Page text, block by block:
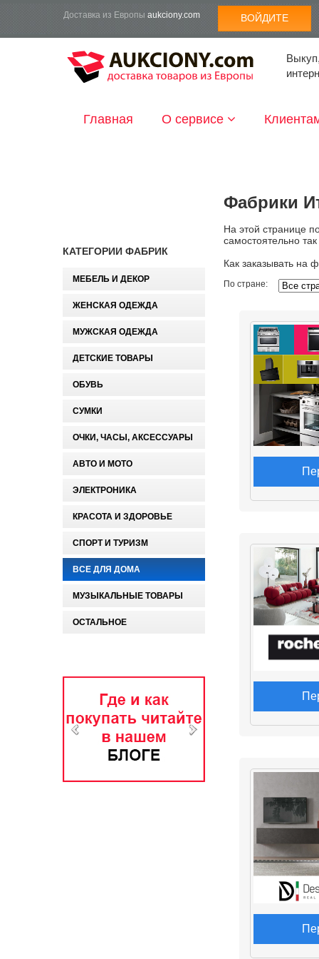
Доставка из Европы aukciony.com ВОЙДИТЕ
Главная О сервисе
КАТЕГОРИИ ФАБРИК
МЕБЕЛЬ И ДЕКОР
ЖЕНСКАЯ ОДЕЖДА
МУЖСКАЯ ОДЕЖДА
ДЕТСКИЕ ТОВАРЫ
ОБУВЬ
СУМКИ
ОЧКИ, ЧАСЫ, АКСЕССУАРЫ
АВТО И МОТО
ЭЛЕКТРОНИКА
КРАСОТА И ЗДОРОВЬЕ
СПОРТ И ТУРИЗМ
ВСЕ ДЛЯ ДОМА
МУЗЫКАЛЬНЫЕ ТОВАРЫ
ОСТАЛЬНОЕ
Фабрики
На этой странице
самостоятельно
Как заказывать на
По стране: